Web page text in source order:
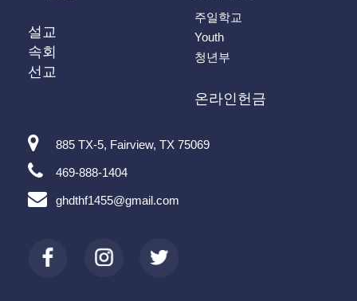
설교
속회
선교
주일학교
Youth
청년부
온라인헌금
885 TX-5, Fairview, TX 75069
469-888-1404
ghdthf1455@gmail.com